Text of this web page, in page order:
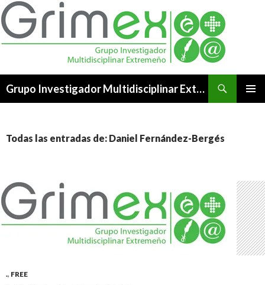
Grupo Investigador Multidisciplinar Extremeño
Todas las entradas de: Daniel Fernández-Bergés
., FREE